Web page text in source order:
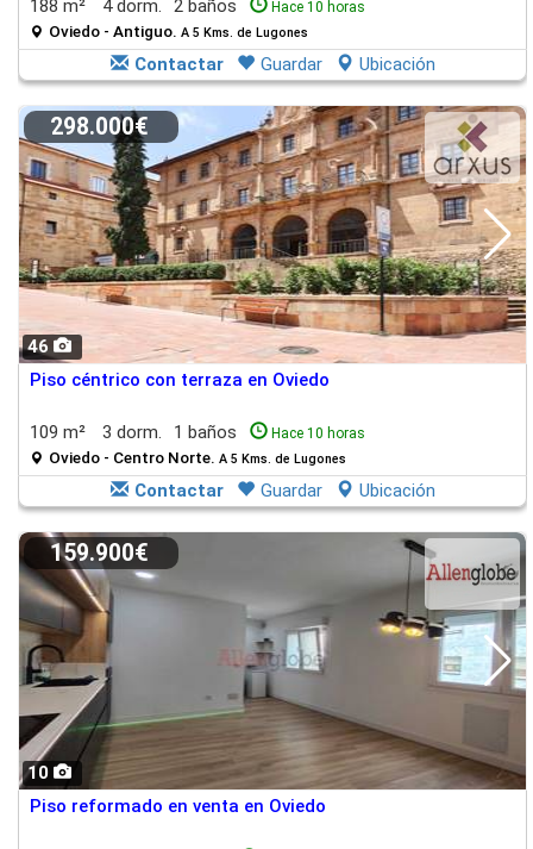
188 m² 4 dorm. 2 baños Hace 10 horas
Oviedo - Antiguo. A 5 Kms. de Lugones
Contactar Guardar Ubicación
46
298.000€
Piso céntrico con terraza en Oviedo
109 m² 3 dorm. 1 baños Hace 10 horas
Oviedo - Centro Norte. A 5 Kms. de Lugones
Contactar Guardar Ubicación
10
159.900€
Piso reformado en venta en Oviedo